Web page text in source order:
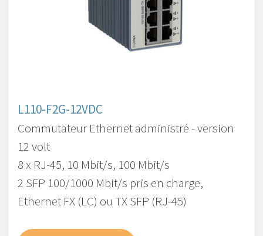
L110-F2G-12VDC
Commutateur Ethernet administré - version
12 volt
8 x RJ-45, 10 Mbit/s, 100 Mbit/s
2 SFP 100/1000 Mbit/s pris en charge,
Ethernet FX (LC) ou TX SFP (RJ-45)